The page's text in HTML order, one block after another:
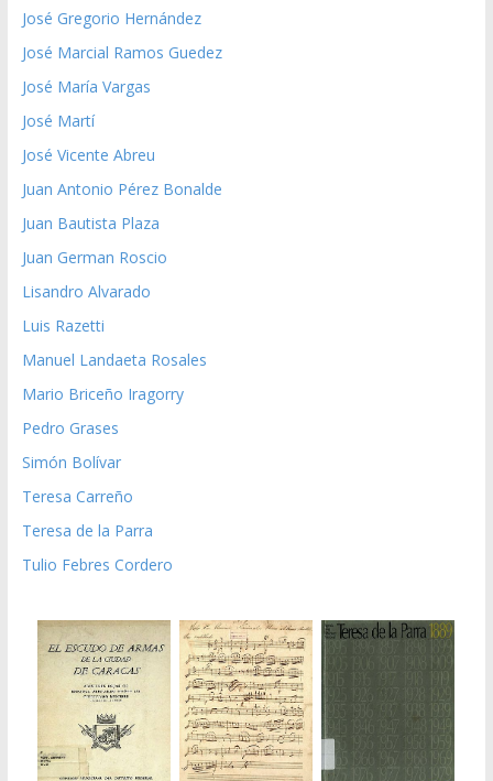
José Gregorio Hernández
José Marcial Ramos Guedez
José María Vargas
José Martí
José Vicente Abreu
Juan Antonio Pérez Bonalde
Juan Bautista Plaza
Juan German Roscio
Lisandro Alvarado
Luis Razetti
Manuel Landaeta Rosales
Mario Briceño Iragorry
Pedro Grases
Simón Bolívar
Teresa Carreño
Teresa de la Parra
Tulio Febres Cordero